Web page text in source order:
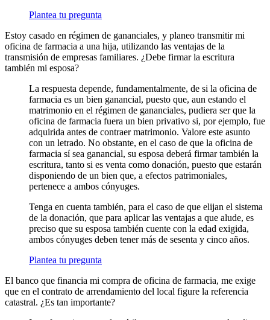
Plantea tu pregunta
Estoy casado en régimen de gananciales, y planeo transmitir mi
oficina de farmacia a una hija, utilizando las ventajas de la
transmisión de empresas familiares. ¿Debe firmar la escritura
también mi esposa?
La respuesta depende, fundamentalmente, de si la oficina de
farmacia es un bien ganancial, puesto que, aun estando el
matrimonio en el régimen de gananciales, pudiera ser que la
oficina de farmacia fuera un bien privativo si, por ejemplo, fue
adquirida antes de contraer matrimonio. Valore este asunto
con un letrado. No obstante, en el caso de que la oficina de
farmacia sí sea ganancial, su esposa deberá firmar también la
escritura, tanto si es venta como donación, puesto que estarán
disponiendo de un bien que, a efectos patrimoniales,
pertenece a ambos cónyuges.
Tenga en cuenta también, para el caso de que elijan el sistema
de la donación, que para aplicar las ventajas a que alude, es
preciso que su esposa también cuente con la edad exigida,
ambos cónyuges deben tener más de sesenta y cinco años.
Plantea tu pregunta
El banco que financia mi compra de oficina de farmacia, me exige
que en el contrato de arrendamiento del local figure la referencia
catastral. ¿Es tan importante?